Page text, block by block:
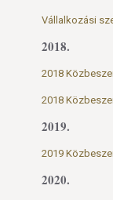
Vállalkozási
2018.
2018
2018
2019.
2019
2020.